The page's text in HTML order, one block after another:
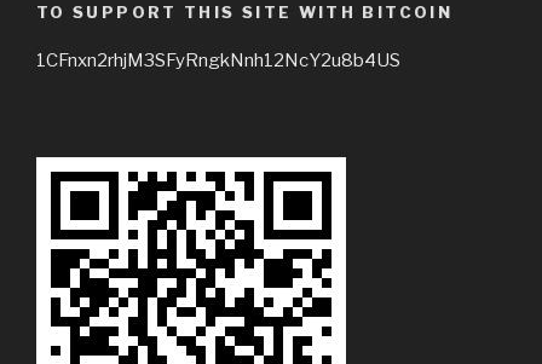
TO SUPPORT THIS SITE WITH BITCOIN
1CFnxn2rhjM3SFyRngkNnh12NcY2u8b4US